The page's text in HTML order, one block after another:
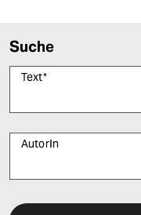
Suche
Text*
AutorIn